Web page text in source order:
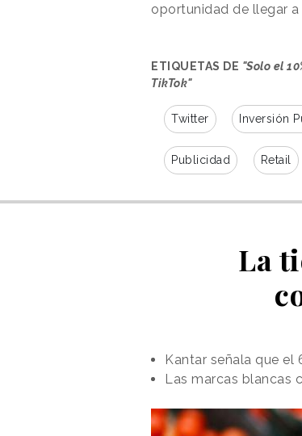
oportunidad de llegar
ETIQUETAS DE "Solo el
TikTok"
Twitter Inversión
Publicidad Retail
La
Kantar señala que el
Las marcas blancas